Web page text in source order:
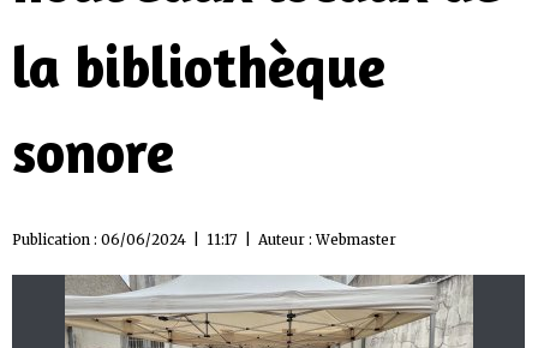
la bibliothèque
sonore
Publication : 06/06/2024 | 11:17 | Auteur :Webmaster